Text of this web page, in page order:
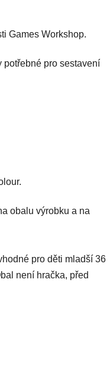
Games Workshop.
potřebné pro sestavení
obalu výrobku a na
pro děti mladší 36
není hračka, před